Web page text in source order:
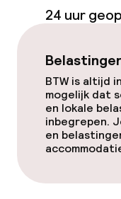
Wasservice
Zakelijke
Beleid
24 uur
BTW is altijd
mogelijk dat
en lokale
inbegrepen.
en